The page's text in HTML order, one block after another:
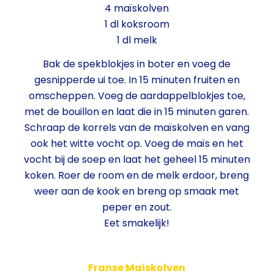
4 maïskolven
1 dl koksroom
1 dl melk
Bak de spekblokjes in boter en voeg de
gesnipperde ui toe. In 15 minuten fruiten en
omscheppen. Voeg de aardappelblokjes toe,
met de bouillon en laat die in 15 minuten garen.
Schraap de korrels van de maïskolven en vang
ook het witte vocht op. Voeg de maïs en het
vocht bij de soep en laat het geheel 15 minuten
koken. Roer de room en de melk erdoor, breng
weer aan de kook en breng op smaak met
peper en zout.
Eet smakelijk!
Franse Maiskolven